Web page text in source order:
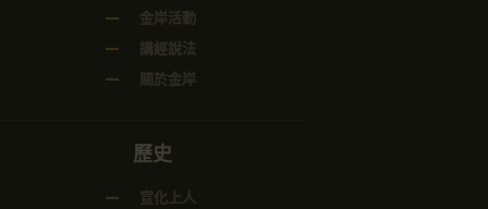
金岸活動
講經說法
關於金岸
歷史
宣化上人